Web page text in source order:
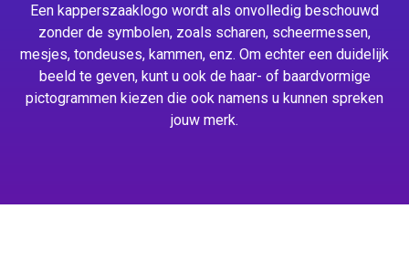
Een kapperszaaklogo wordt als onvolledig beschouwd
zonder de symbolen, zoals scharen, scheermessen,
mesjes, tondeuses, kammen, enz. Om echter een duidelijk
beeld te geven, kunt u ook de haar- of baardvormige
pictogrammen kiezen die ook namens u kunnen spreken
jouw merk.